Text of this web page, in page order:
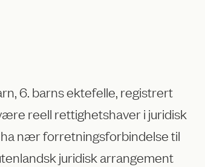
6. barns ektefelle, registrert
reell rettighetshaver i juridisk
ha nær forretningsforbindelse til
juridisk arrangement